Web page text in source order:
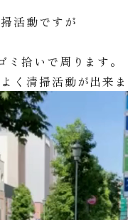
活動ですが
拾いで周ります。
く清掃活動が出来